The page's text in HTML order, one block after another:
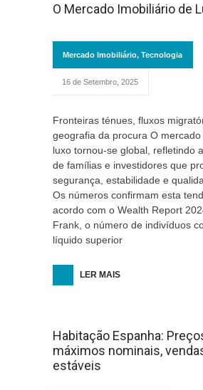
O Mercado Imobiliário de
Mercado Imobiliário, Tecnologia
16 de Setembro, 2025
Fronteiras ténues, fluxos
geografia da procura O
luxo tornou-se global, refletindo
de famílias e investidores que
segurança, estabilidade e
Os números confirmam esta
acordo com o Wealth Report
Frank, o número de indivíduos
líquido superior
LER MAIS
Habitação Espanha:
máximos nominais,
estáveis